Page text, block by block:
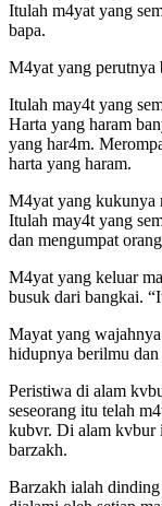
Itulah m4yat yang
bapa.
M4yat yang perutnya
Itulah may4t yang
Harta yang haram
yang har4m.
harta yang haram.
M4yat yang kukunya
Itulah may4t yang
dan mengumpat
M4yat yang keluar
busuk dari bangkai.
Mayat yang
hidupnya berilmu dan
Peristiwa di alam
seseorang itu telah
kubvr. Di alam kvbur
barzakh.
Barzakh ialah dinding